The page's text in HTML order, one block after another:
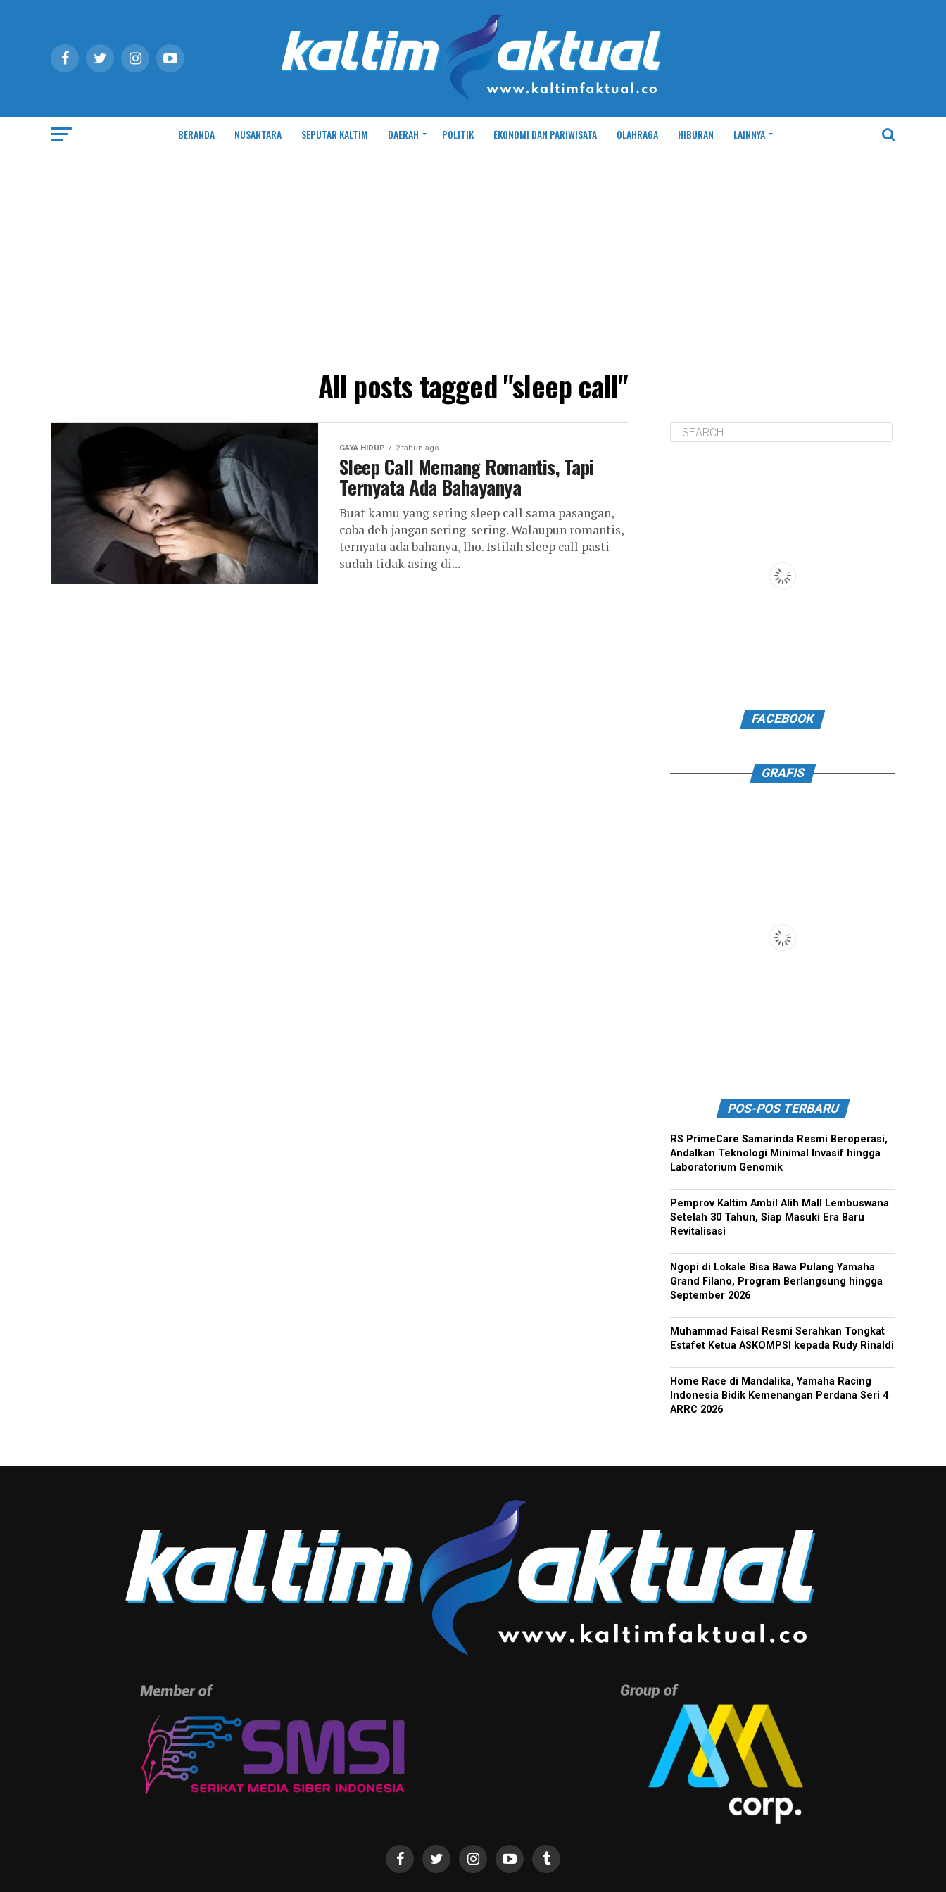
BERANDA NUSANTARA SEPUTAR KALTIM DAERAH POLITIK EKONOMI DAN PARIWISATA OLAHRAGA HIBURAN LAINNYA
All posts tagged "sleep call"
GAYA HIDUP 2 tahun ago
Sleep Call Memang Romantis, Tapi
Ternyata Ada Bahayanya
Buat kamu yang sering sleep call sama pasangan,
coba deh jangan sering-sering. Walaupun romantis,
ternyata ada bahanya, lho. Istilah sleep call pasti
sudah tidak asing di...
FACEBOOK
GRAFIS
POS-POS TERBARU
RS PrimeCare Samarinda Resmi Beroperasi,
Andalkan Teknologi Minimal Invasif hingga
Laboratorium Genomik
Pemprov Kaltim Ambil Alih Mall Lembuswana
Setelah 30 Tahun, Siap Masuki Era Baru
Revitalisasi
Ngopi di Lokale Bisa Bawa Pulang Yamaha
Grand Filano, Program Berlangsung hingga
September 2026
Muhammad Faisal Resmi Serahkan Tongkat
Estafet Ketua ASKOMPSI kepada Rudy Rinaldi
Home Race di Mandalika, Yamaha Racing
Indonesia Bidik Kemenangan Perdana Seri 4
ARRC 2026